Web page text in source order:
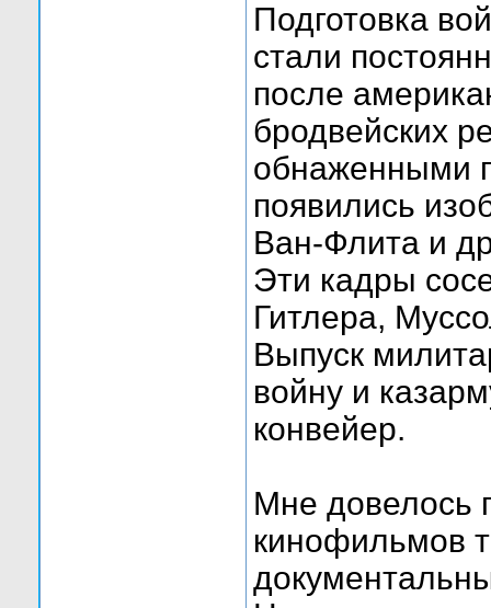
Подготовка
стали
после
бродвейских
обнаженными
появились
Ван-Флита и
Эти кадры
Гитлера,
Выпуск
войну и
конвейер.
Мне довелось
кинофильмов